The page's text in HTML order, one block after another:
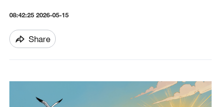
08:42:25 2026-05-15
Share